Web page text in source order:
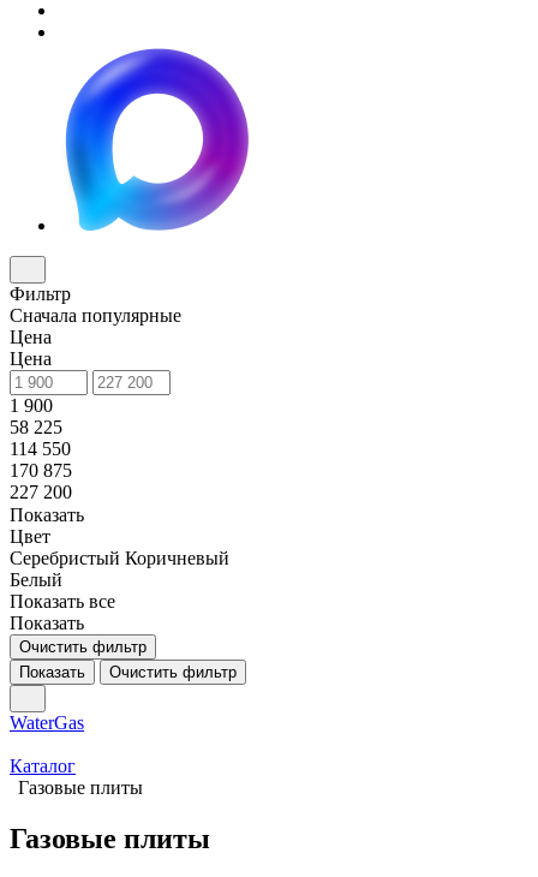
Фильтр
Сначала популярные
Цена
Цена
1 900
58 225
114 550
170 875
227 200
Показать
Цвет
Серебристый Коричневый
Белый
Показать все
Показать
Очистить фильтр
Показать
Очистить фильтр
WaterGas
Каталог
Газовые плиты
Газовые плиты